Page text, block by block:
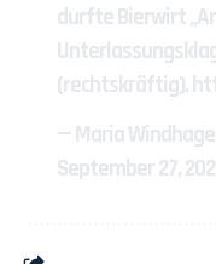
durfte Bierwirt
(rechtskräftig).
— Maria
September 27,